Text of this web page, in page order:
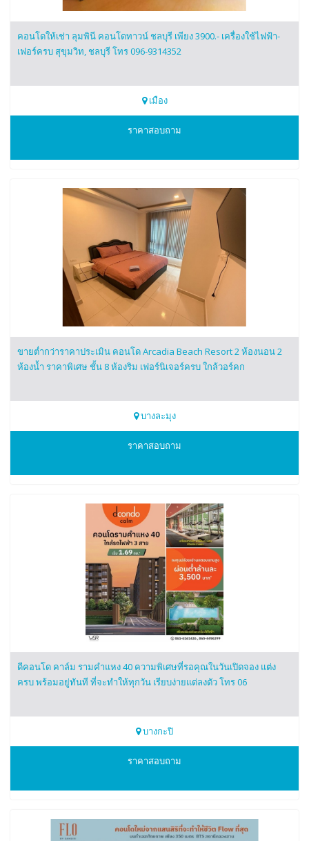
0969314352
คอนโดให้เช่า ลุมพินี คอนโดทาวน์ ชลบุรี เพียง 3900.- เครื่องใช้ไฟฟ้า-
เฟอร์ครบ สุขุมวิท, ชลบุรี โทร 096-9314352
เมือง
ราคาสอบถาม
0613659624
ขายต่ำกว่าราคาประเมิน คอนโด Arcadia Beach Resort 2 ห้องนอน 2
ห้องน้ำ ราคาพิเศษ ชั้น 8 ห้องริม เฟอร์นิเจอร์ครบ ใกล้วอร์คก
บางละมุง
ราคาสอบถาม
0616161426
ดีคอนโด คาล์ม รามคำแหง 40
ดีคอนโด คาล์ม รามคำแหง 40 ความพิเศษที่รอคุณในวันเปิดจอง แต่ง
ครบ พร้อมอยู่ทันที ที่จะทำให้ทุกวัน เรียบง่ายแต่ลงตัว โทร 06
บางกะปิ
ราคาสอบถาม